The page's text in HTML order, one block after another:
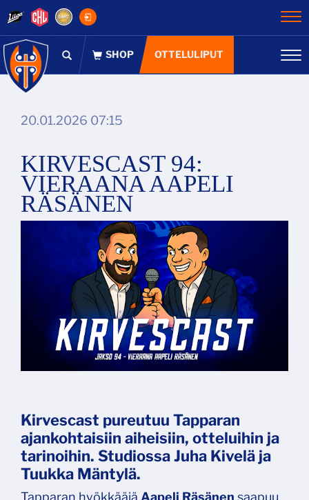
OTTELULIPUT
20.01.2026 07:15
KIRVESCAST 94:
VIERAANA AAPELI
RÄSÄNEN
Kirvescast pureutuu Tapparan
ajankohtaisiin aiheisiin, otteluihin ja
tarinoihin. Studiossa Juha Kivelä ja
Tuukka Mäntylä.
Tapparan hyökkääjä Aapeli Räsänen saapuu